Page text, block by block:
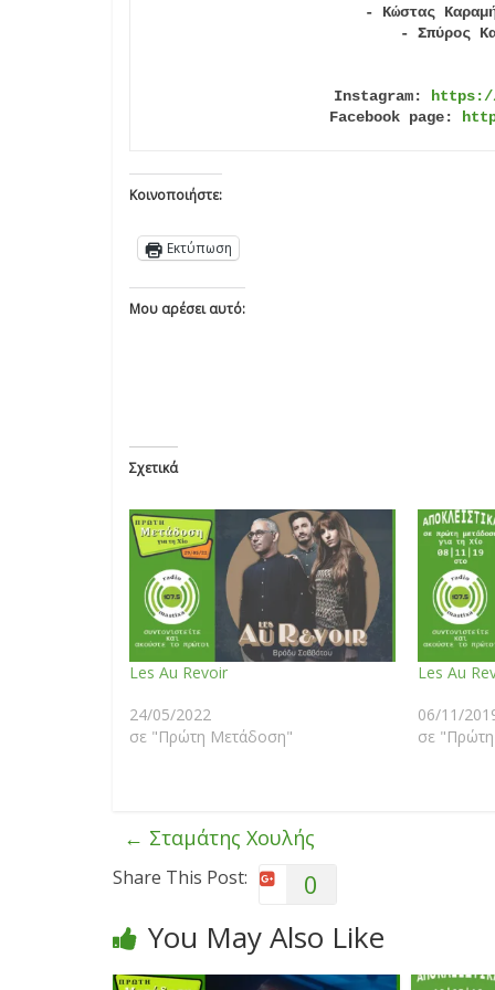
- Κώστας
- Σπύρος
Instagram:
https://
Facebook page:
Κοινοποιήστε:
Εκτύπωση
Μου αρέσει αυτό:
Σχετικά
Les Au Revoir
24/05/2022
σε "Πρώτη Μετάδοση"
Les Au
06/11/
σε
← Σταμάτης Χουλής
Share This Post: 0
You May Also Like